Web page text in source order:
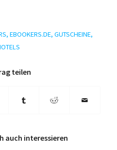
,EBOOKERS.DE,GUTSCHEINE,
teilen
auch interessieren